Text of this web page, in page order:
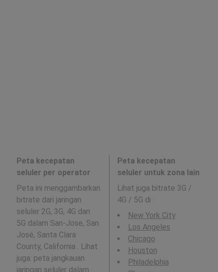
Peta kecepatan
seluler per operator
Peta ini menggambarkan
bitrate dari jaringan
seluler 2G, 3G, 4G dan
5G dalam San-Jose, San
José, Santa Clara
County, California . Lihat
juga: peta jangkauan
jaringan seluler dalam
Peta kecepatan
seluler untuk zona lain
Lihat juga bitrate 3G /
4G / 5G di :
New York City
Los Angeles
Chicago
Houston
Philadelphia